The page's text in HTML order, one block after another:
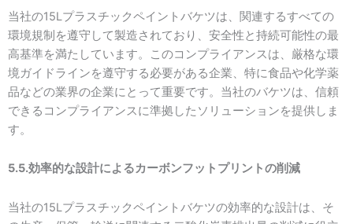
当社の15Lプラスチックペイントバケツは、関連するすべての
環境規制を遵守して製造されており、安全性と持続可能性の最
高基準を満たしています。このコンプライアンスは、厳格な環
境ガイドラインを遵守する必要がある企業、特に食品や化学薬
品などの業界の企業にとって重要です。当社のバケツは、信頼
できるコンプライアンスに準拠したソリューションを提供しま
す。
5.5.効率的な設計によるカーボンフットプリントの削減
当社の15Lプラスチックペイントバケツの効率的な設計は、そ